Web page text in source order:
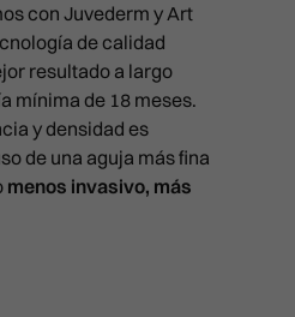
con Juvederm y Art
de calidad
resultado a largo
mínima de 18 meses.
y densidad es
de una aguja más fina
menos invasivo, más
REVIVE